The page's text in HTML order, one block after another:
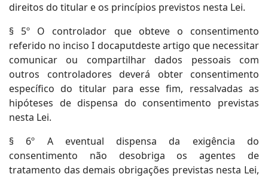
direitos do titular e os princípios previstos nesta Lei.
§ 5º O controlador que obteve o consentimento
referido no inciso I docaputdeste artigo que necessitar
comunicar ou compartilhar dados pessoais com
outros controladores deverá obter consentimento
específico do titular para esse fim, ressalvadas as
hipóteses de dispensa do consentimento previstas
nesta Lei.
§ 6º A eventual dispensa da exigência do
consentimento não desobriga os agentes de
tratamento das demais obrigações previstas nesta Lei,